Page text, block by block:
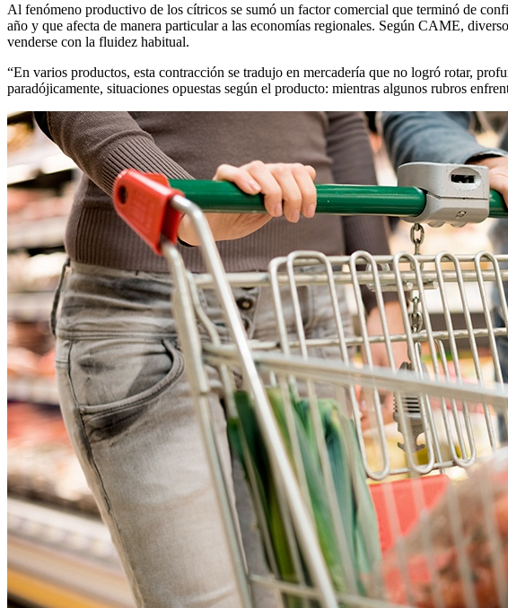
Al fenómeno productivo de los cítricos se sumó un factor comercial que terminó de
año y que afecta de manera particular a las economías regionales. Según CAME,
venderse con la fluidez habitual.
“En varios productos, esta contracción se tradujo en mercadería que no logró rotar,
paradójicamente, situaciones opuestas según el producto: mientras algunos rubros